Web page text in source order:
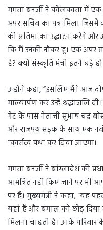
ममता बनर्जी ने कोलकाता में
अपर सचिव का पत्र मिला
की प्रतिमा का उद्घाटन करेंगे
कि मैं उनकी नौकर हूं। एक अपर
है? क्यों संस्कृति मंत्री इतने बड़े
उन्होंने कहा, “इसलिए मैंने आज
माल्यार्पण कर उन्हें श्रद्धांजलि
गेट के पास नेताजी सुभाष चंद्र
और राजपथ सड़क के साथ एक
“कार्तव्य पथ” कर दिया जाएगा।
ममता बनर्जी ने बांग्लादेश की
आमंत्रित नहीं किए जाने पर भी
पर हैं। मुख्यमंत्री ने कहा, “यह
यहां हैं और बंगाल को छोड़
मिलना चाहती है। उनके